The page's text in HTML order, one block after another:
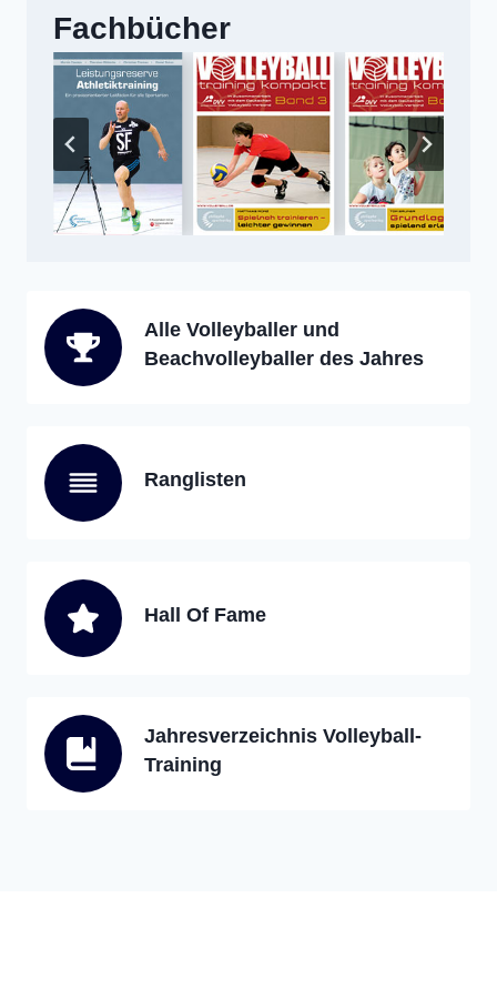
Fachbücher
Alle Volleyballer und
Beachvolleyballer des Jahres
Ranglisten
Hall Of Fame
Jahresverzeichnis Volleyball-
Training